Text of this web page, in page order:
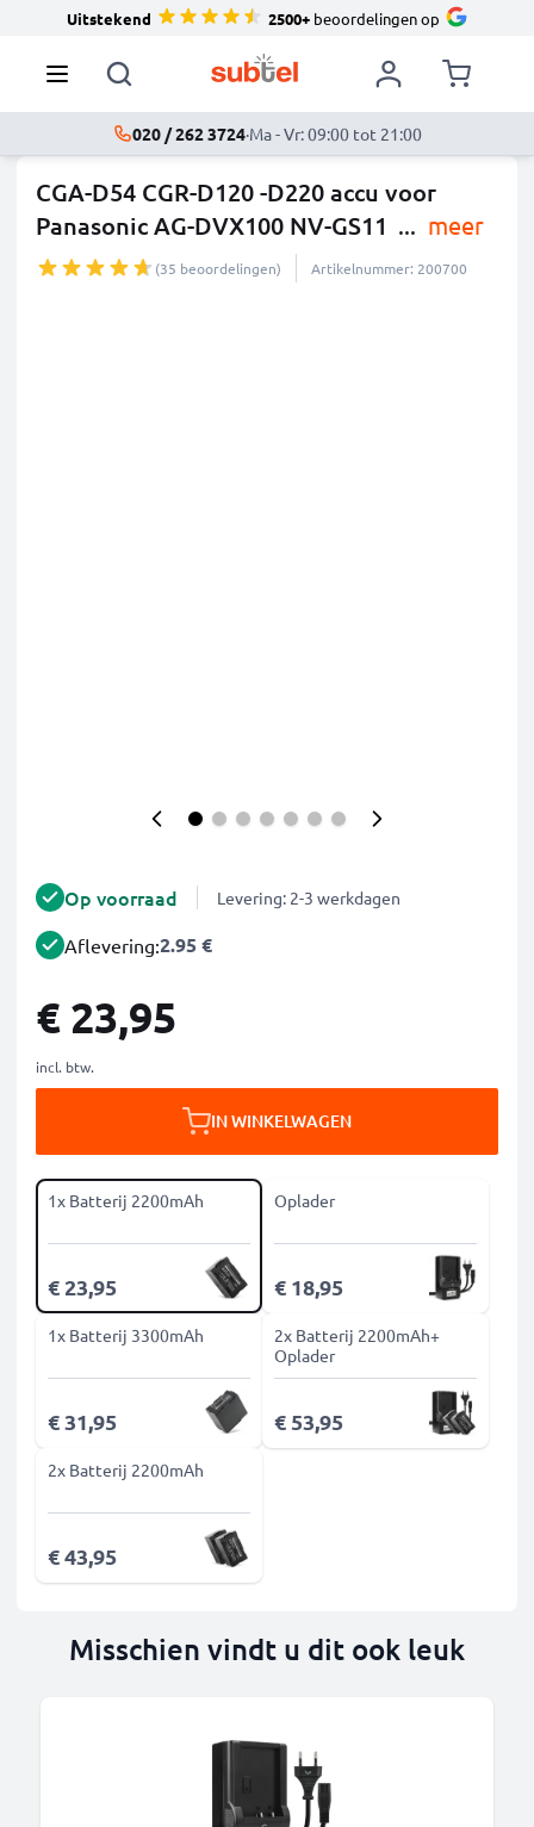
Uitstekend 2500+beoordelingen op
020 / 262 3724·Ma - Vr: 09:00 tot 21:00
CGA-D54 CGR-D120 -D220 accu voor
Panasonic AG-DVX100 NV-GS11 ... meer
(35 beoordelingen) Artikelnummer: 200700
Op voorraad Levering: 2-3 werkdagen
Aflevering:2.95 €
€ 23,95
incl. btw.
IN WINKELWAGEN
1x Batterij 2200mAh
€ 23,95
Oplader
€ 18,95
1x Batterij 3300mAh
€ 31,95
2x Batterij 2200mAh+
Oplader
€ 53,95
2x Batterij 2200mAh
€ 43,95
Misschien vindt u dit ook leuk